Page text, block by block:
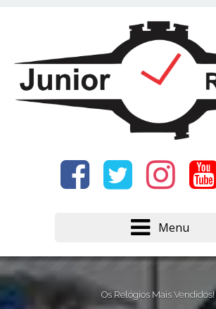
Menu
Os Relógios Mais Vendidos!
para lembrar e entender como você usa nosso
site, analisar seu uso de nossos produtos e
serviços, ajudar com nossos esforços de
marketing e fornecer conteúdo de terceiros.
mais emPolítica de Cookies e Privacidade